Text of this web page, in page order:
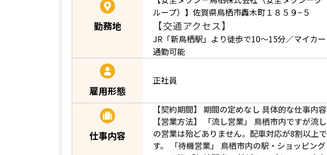
勤務地
ループ）】佐賀県鳥栖市轟木町１８５９−５
【交通アクセス】
JR「新鳥栖駅」より徒歩で10～15分／マイカー
通勤可能
雇用形態
正社員
仕事内容
【契約期間】 期間の定めなし 具体的な仕事内容
【営業方法】 「流し営業」 鳥栖市内ですが流し
の営業は殆どありません。配車対応が8割以上で
す。 「待機営業」 鳥栖市内の駅・ショッピング